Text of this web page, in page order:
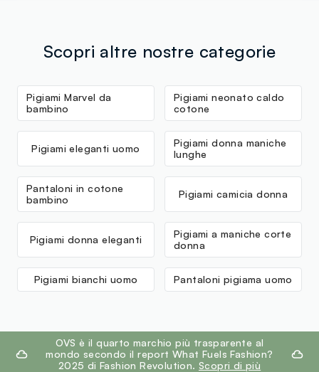
Scopri altre nostre categorie
Pigiami Marvel da
bambino
Pigiami neonato caldo
cotone
Pigiami eleganti uomo
Pigiami donna maniche
lunghe
Pantaloni in cotone
bambino
Pigiami camicia donna
Pigiami donna eleganti
Pigiami a maniche corte
donna
Pigiami bianchi uomo Pantaloni pigiama uomo
footer.ariatitleOVS è il quarto marchio più trasparente al
mondo secondo il report What Fuels Fashion?
2025 di Fashion Revolution. Scopri di più